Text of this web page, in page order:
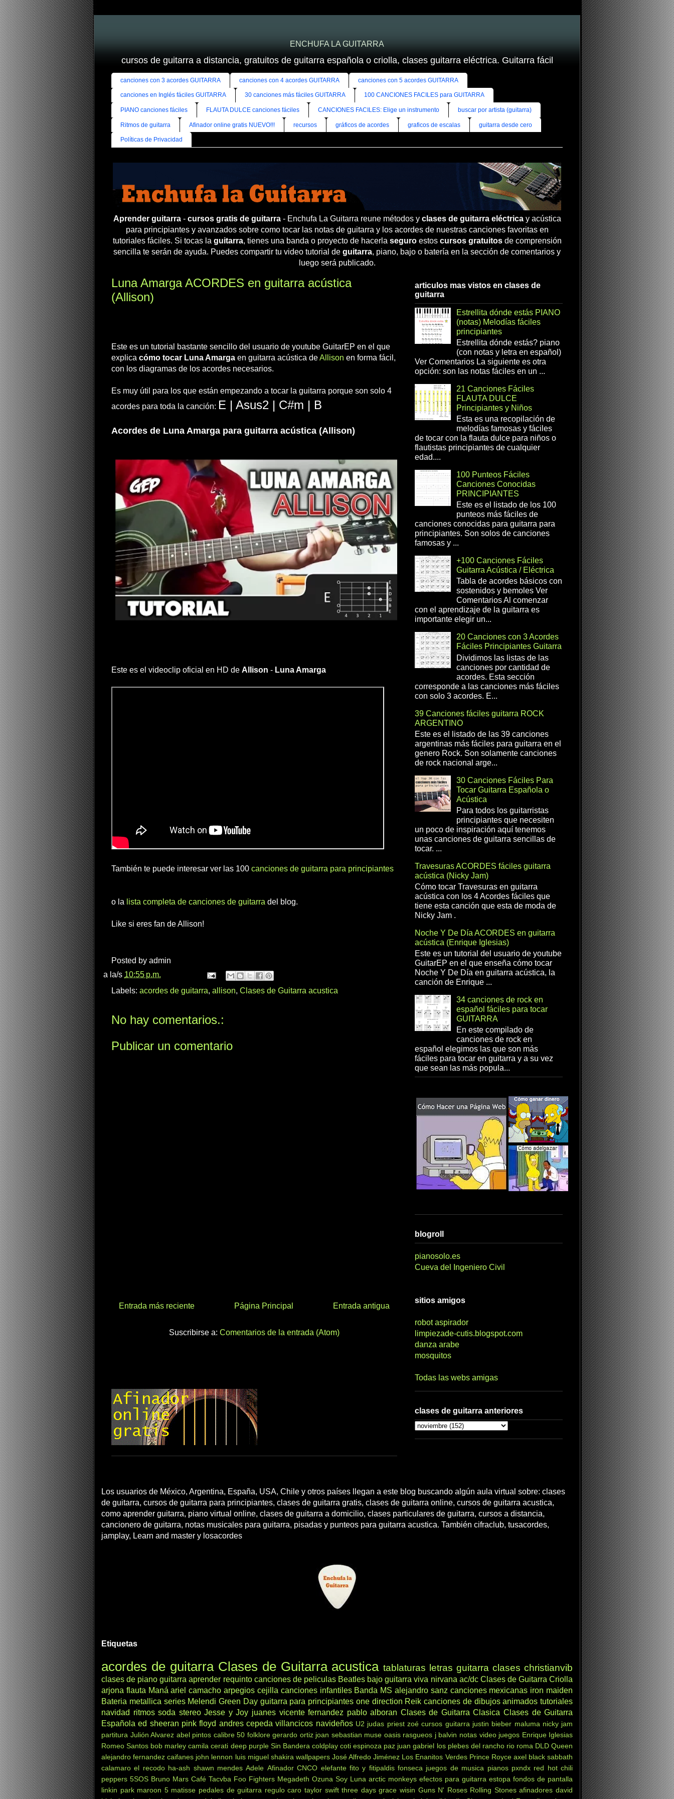
ENCHUFA LA GUITARRA
cursos de guitarra a distancia, gratuitos de guitarra española o criolla, clases guitarra eléctrica. Guitarra fácil
canciones con 3 acordes GUITARRA canciones con 4 acordes GUITARRA canciones con 5 acordes GUITARRA
canciones en Inglés fáciles GUITARRA 30 canciones más fáciles GUITARRA 100 CANCIONES FACILES para GUITARRA
PIANO canciones fáciles FLAUTA DULCE canciones fáciles CANCIONES FACILES: Elige un instrumento buscar por artista (guitarra)
Ritmos de guitarra Afinador online gratis NUEVO!!! recursos gráficos de acordes graficos de escalas guitarra desde cero
Políticas de Privacidad
Aprender guitarra- cursos gratis de guitarra- Enchufa La Guitarra reune métodos y clases de guitarra eléctricay acústica
para principiantes y avanzados sobre como tocar las notas de guitarra y los acordes de nuestras canciones favoritas en
tutoriales fáciles. Si tocas la guitarra, tienes una banda o proyecto de hacerla seguroestos cursos gratuitosde comprensión
sencilla te serán de ayuda. Puedes compartir tu video tutorial de guitarra, piano, bajo o batería en la sección de comentarios y
luego será publicado.
Luna Amarga ACORDES en guitarra acústica
(Allison)
Este es un tutorial bastante sencillo del usuario de youtube GuitarEP en el que
explica cómo tocar Luna Amarga en guitarra acústica deAllison en forma fácil,
con los diagramas de los acordes necesarios.
Es muy útil para los que están empezando a tocar la guitarra porque son solo 4
acordes para toda la canción: E | Asus2 | C#m | B
Acordes de Luna Amarga para guitarra acústica (Allison)
Este es el videoclip oficial en HD de Allison - Luna Amarga
También te puede interesar ver las 100 canciones de guitarra para principiantes
o la lista completa de canciones de guitarra del blog.
Like si eres fan de Allison!
Posted by admin
a la/s 10:55 p.m.
Labels: acordes de guitarra, allison, Clases de Guitarra acustica
No hay comentarios.:
Publicar un comentario
Entrada más reciente Entrada antigua
Página Principal
Suscribirse a: Comentarios de la entrada (Atom)
articulos mas vistos en clases de
guitarra
Estrellita dónde estás PIANO
(notas) Melodías fáciles
principiantes
Estrellita dónde estás? piano
(con notas y letra en español)
Ver Comentarios La siguiente es otra
opción: son las notas fáciles en un ...
21 Canciones Fáciles
FLAUTA DULCE
Principiantes y Niños
Esta es una recopilación de
melodías famosas y fáciles
de tocar con la flauta dulce para niños o
flautistas principiantes de cualquier
edad....
100 Punteos Fáciles
Canciones Conocidas
PRINCIPIANTES
Este es el listado de los 100
punteos más fáciles de
canciones conocidas para guitarra para
principiantes. Son solos de canciones
famosas y ...
+100 Canciones Fáciles
Guitarra Acústica / Eléctrica
Tabla de acordes básicos con
sostenidos y bemoles Ver
Comentarios Al comenzar
con el aprendizaje de la guitarra es
importante elegir un...
20 Canciones con 3 Acordes
Fáciles Principiantes Guitarra
Dividimos las listas de las
canciones por cantidad de
acordes. Esta sección
corresponde a las canciones más fáciles
con solo 3 acordes. E...
39 Canciones fáciles guitarra ROCK
ARGENTINO
Este es el listado de las 39 canciones
argentinas más fáciles para guitarra en el
genero Rock. Son solamente canciones
de rock nacional arge...
30 Canciones Fáciles Para
Tocar Guitarra Española o
Acústica
Para todos los guitarristas
principiantes que necesiten
un poco de inspiración aquí tenemos
unas canciones de guitarra sencillas de
tocar. ...
Travesuras ACORDES fáciles guitarra
acústica (Nicky Jam)
Cómo tocar Travesuras en guitarra
acústica con los 4 Acordes fáciles que
tiene esta canción que esta de moda de
Nicky Jam .
Noche Y De Día ACORDES en guitarra
acústica (Enrique Iglesias)
Este es un tutorial del usuario de youtube
GuitarEP en el que enseña cómo tocar
Noche Y De Día en guitarra acústica, la
canción de Enrique ...
34 canciones de rock en
español fáciles para tocar
GUITARRA
En este compilado de
canciones de rock en
español elegimos las que son más
fáciles para tocar en guitarra y a su vez
que sean las más popula...
blogroll
pianosolo.es
Cueva del Ingeniero Civil
sitios amigos
robot aspirador
limpiezade-cutis.blogspot.com
danza arabe
mosquitos
Todas las webs amigas
clases de guitarra anteriores
Los usuarios de México, Argentina, España, USA, Chile y otros países llegan a este blog buscando algún aula virtual sobre: clases
de guitarra, cursos de guitarra para principiantes, clases de guitarra gratis, clases de guitarra online, cursos de guitarra acustica,
como aprender guitarra, piano virtual online, clases de guitarra a domicilio, clases particulares de guitarra, cursos a distancia,
cancionero de guitarra, notas musicales para guitarra, pisadas y punteos para guitarra acustica. También cifraclub, tusacordes,
jamplay, Learn and master y losacordes
Etiquetas
acordes de guitarra Clases de Guitarra acustica tablaturas letras guitarra clases christianvib
clases de piano guitarra aprender requinto canciones de peliculas Beatles bajo guitarra viva nirvana ac/dc Clases de Guitarra Criolla
arjona flauta Maná ariel camacho arpegios cejilla canciones infantiles Banda MS alejandro sanz canciones mexicanas iron maiden
Bateria metallica series Melendi Green Day guitarra para principiantes one direction Reik canciones de dibujos animados tutoriales
navidad ritmos soda stereo Jesse y Joy juanes vicente fernandez pablo alboran Clases de Guitarra Clasica Clases de Guitarra
Española ed sheeran pink floyd andres cepeda villancicos navideños U2 judas priest zoé cursos guitarra justin bieber maluma nicky jam
partitura Julión Alvarez abel pintos calibre 50 folklore gerardo ortiz joan sebastian muse oasis rasgueos j balvin notas video juegos Enrique Iglesias
Romeo Santos bob marley camila cerati deep purple Sin Bandera coldplay coti espinoza paz juan gabriel los plebes del rancho rio roma DLD Queen
alejandro fernandez caifanes john lennon luis miguel shakira wallpapers José Alfredo Jiménez Los Enanitos Verdes Prince Royce axel black sabbath
calamaro el recodo ha-ash shawn mendes Adele Afinador CNCO elefante fito y fitipaldis fonseca juegos de musica pianos pxndx red hot chili
peppers 5SOS Bruno Mars Café Tacvba Foo Fighters Megadeth Ozuna Soy Luna arctic monkeys efectos para guitarra estopa fondos de pantalla
linkin park maroon 5 matisse pedales de guitarra regulo caro taylor swift three days grace wisin Guns N' Roses Rolling Stones afinadores david